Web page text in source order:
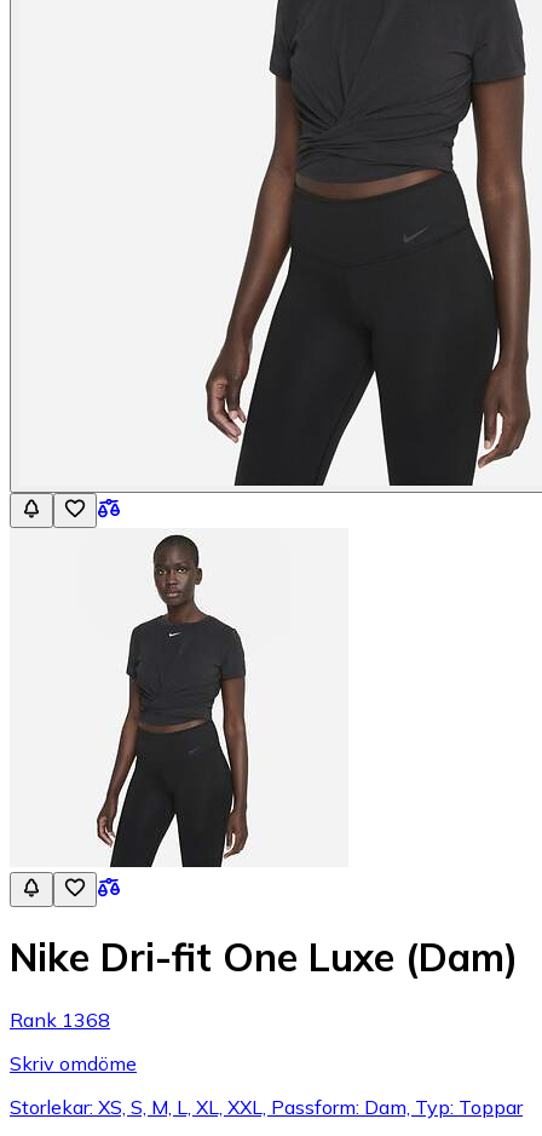
Nike Dri-fit One Luxe (Dam)
Rank 1368
Skriv omdöme
Storlekar: XS, S, M, L, XL, XXL, Passform: Dam, Typ: Toppar